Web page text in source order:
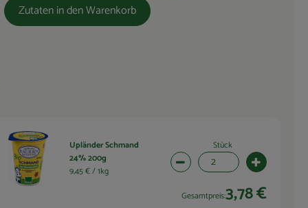
Zutaten in den Warenkorb
ändern
Upländer Schmand
24% 200g
9,45 € /1kg
Stück
Artikelanzahl verringern (2
Gesamtpreis:3,78 €